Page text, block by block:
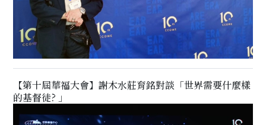
【第十屆華福大會】謝木水莊育銘對談「世界需要什麼樣
的基督徒? 」